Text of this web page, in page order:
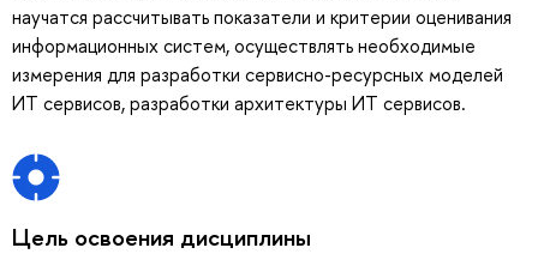
научатся рассчитывать показатели и критерии оценивания
информационных систем, осуществлять необходимые
измерения для разработки сервисно-ресурсных моделей
ИТ сервисов, разработки архитектуры ИТ сервисов.
Цель освоения дисциплины